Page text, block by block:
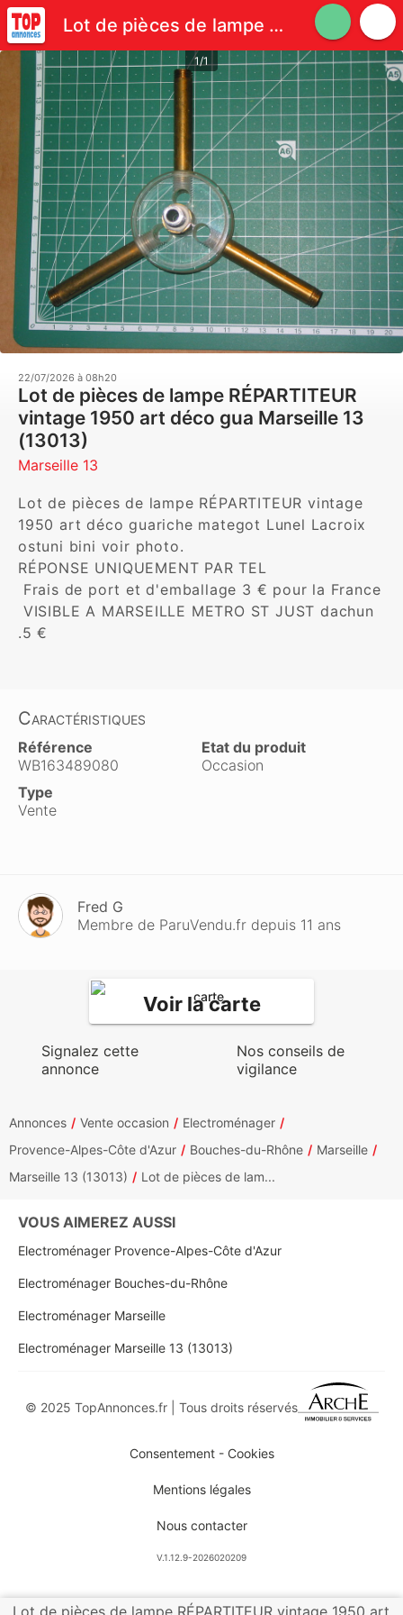
Lot de pièces de lampe RÉPARTITEUR vintage 1950 art déco gua
1/1
22/07/2026 à 08h20
Lot de pièces de lampe RÉPARTITEUR
vintage 1950 art déco gua Marseille 13
(13013)
Marseille 13
Lot de pièces de lampe RÉPARTITEUR vintage
1950 art déco guariche mategot Lunel Lacroix
ostuni bini voir photo.
RÉPONSE UNIQUEMENT PAR TEL
.5 €
Caractéristiques
Référence
WB163489080
Etat du produit
Occasion
Type
Vente
Fred G
Membre de ParuVendu.fr depuis 11 ans
Voir la carte
Signalez cette
annonce
Nos conseils de
vigilance
Lot de pièces de lampe RÉPARTITEUR vintage 1950 art
Annonces Vente occasion
Electroménager
Provence-Alpes-Côte d'Azur
Bouches-du-Rhône
Marseille
Marseille 13 (13013)
Lot de pièces de lam...
VOUS AIMEREZ AUSSI
Electroménager Provence-Alpes-Côte d'Azur
Electroménager Bouches-du-Rhône
Electroménager Marseille
Electroménager Marseille 13 (13013)
© 2025 TopAnnonces.fr | Tous droits réservés
Consentement - Cookies
Mentions légales
Nous contacter
V.1.12.9-2026020209